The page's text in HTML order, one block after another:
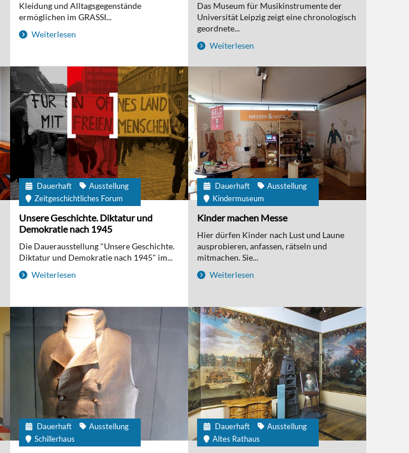
Kleidung und Alltagsgegenstände
ermöglichen im GRASSI...
Weiterlesen
Das Museum für Musikinstrumente der
Universität Leipzig zeigt eine chronologisch
geordnete...
Weiterlesen
Dauerhaft
Ausstellung
Zeitgeschichtliches Forum
Unsere Geschichte. Diktatur und
Demokratie nach 1945
Die Dauerausstellung "Unsere Geschichte.
Diktatur und Demokratie nach 1945" im...
Weiterlesen
Dauerhaft
Ausstellung
Kindermuseum
Kinder machen Messe
Hier dürfen Kinder nach Lust und Laune
ausprobieren, anfassen, rätseln und
mitmachen. Sie...
Weiterlesen
Dauerhaft
Ausstellung
Schillerhaus
Dauerhaft
Ausstellung
Altes Rathaus